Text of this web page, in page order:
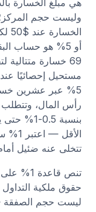
69 خسارة
مستحيل إحصائيًا
تتخلى عنه ضئيل
حقوق ملكية
ليست حجم الصفقة —